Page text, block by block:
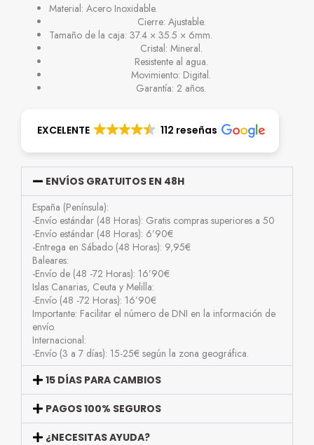
Material: Acero Inoxidable.
Cierre: Ajustable.
Tamaño de la caja: 37.4 × 35.5 × 6mm.
Cristal: Mineral.
Resistente al agua.
Movimiento: Digital.
Garantía: 2 años.
EXCELENTE 112 reseñas
ENVÍOS GRATUITOS EN 48H
España (Península):
-Envío estándar (48 Horas): Gratis compras superiores a 50
-Envío estándar (48 Horas): 6’90€
-Entrega en Sábado (48 Horas): 9,95€
Baleares:
-Envío de (48 -72 Horas): 16’90€
Islas Canarias, Ceuta y Melilla:
-Envío (48 -72 Horas): 16’90€
Importante: Facilitar el número de DNI en la información de
envío.
Internacional:
-Envío (3 a 7 días): 15-25€ según la zona geográfica.
15 DÍAS PARA CAMBIOS
PAGOS 100% SEGUROS
¿NECESITAS AYUDA?